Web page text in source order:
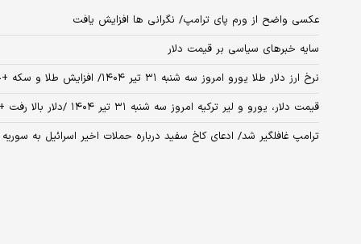
عکسی واضح از ورم پای ترامپ/ نگرانی ها افزایش یافت
سایه خبرهای سیاسی بر قیمت دلار
نرخ ارز دلار طلا یورو امروز سه شنبه ۳۱ تیر ۱۴۰۴/ افزایش طلا و سکه +جدول
قیمت دلار، یورو و لیر ترکیه امروز سه شنبه ۳۱ تیر ۱۴۰۴ /دلار بالا رفت + جدول
ترامپ غافلگیر شد/ ادعای کاخ سفید درباره حملات اخیر اسرائیل به